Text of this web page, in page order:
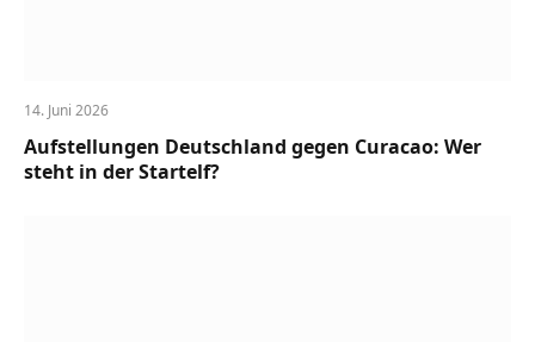
14. Juni 2026
Aufstellungen Deutschland gegen Curacao: Wer
steht in der Startelf?